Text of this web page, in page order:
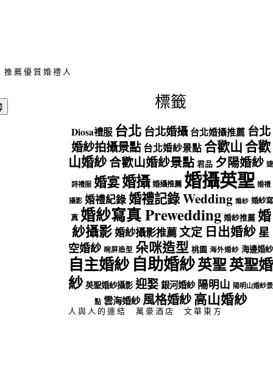
推薦優質婚禮人
標籤
Diosa禮服 台北 台北婚攝 台北婚攝推薦 台北
婚紗拍攝景點 台北婚紗景點 合歡山合歡
山婚紗合歡山婚紗景點 君品 夕陽婚紗 婕
詩禮服 婚宴婚攝 婚攝推薦 婚攝英聖 婚禮
攝影 婚禮紀錄婚禮記錄 Wedding 婚紗 婚紗寫
真 婚紗寫真 Prewedding 婚紗推薦 婚
紗攝影婚紗攝影推薦文定 日出婚紗星
空婚紗 晼屏造型 朵咪造型 桃園 海外婚紗 海邊婚紗
自主婚紗 自助婚紗英聖英聖婚
紗 英聖婚紗攝影 迎娶銀河婚紗 陽明山 陽明山婚紗景
點 雲海婚紗 風格婚紗高山婚紗
人與人的連結 萬豪酒店 文華東方